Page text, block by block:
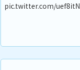
pic.twitter.com/